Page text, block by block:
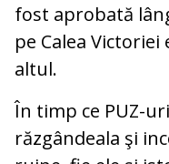
fost aprobată
pe Calea
altul.
În timp ce PUZ-
răzgândeala şi